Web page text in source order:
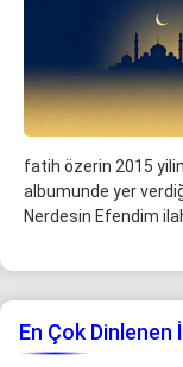
fatih özerin 2015
albumunde yer
Nerdesin Efendim
En Çok Dinlenen